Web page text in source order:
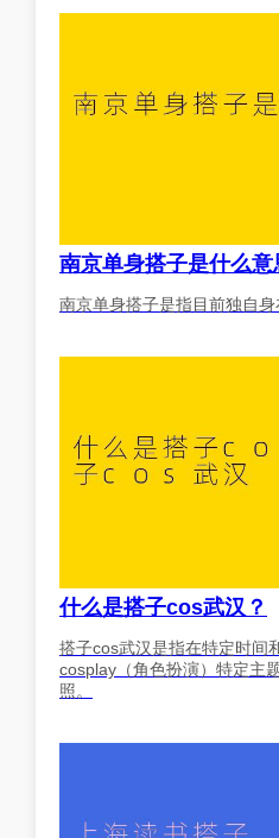
南京单身搭子是什么意
南京单身搭子是指目前独自身
什么是搭子cos武汉？
搭子cos武汉是指在特定时间
cosplay（角色扮演）特定主
照。